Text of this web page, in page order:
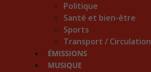
Politique
Santé et bien-être
Sports
Transport / Circulation
ÉMISSIONS
MUSIQUE